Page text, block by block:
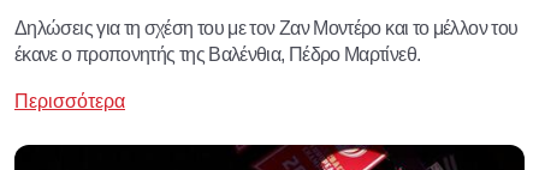
Δηλώσεις για τη σχέση του με τον Ζαν Μοντέρο και το μέλλον του
έκανε ο προπονητής της Βαλένθια, Πέδρο Μαρτίνεθ.
Περισσότερα